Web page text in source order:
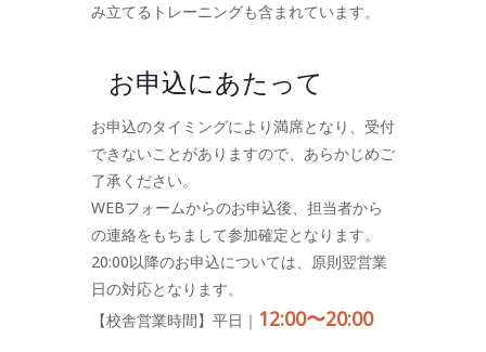
み立てるトレーニングも含まれています。
お申込にあたって
お申込のタイミングにより満席となり、受付
できないことがありますので、あらかじめご
了承ください。
WEBフォームからのお申込後、担当者から
の連絡をもちまして参加確定となります。
20:00以降のお申込については、原則翌営業
日の対応となります。
【校舎営業時間】平日｜ 12:00〜20:00